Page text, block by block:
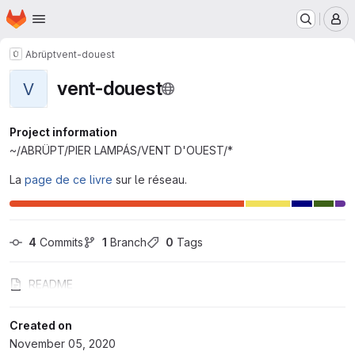
Skip to main content
Homepage
Abrüptvent-douest
V vent-douest
Project information
~/ABRÜPT/PIER LAMPÁS/VENT D'OUEST/*
La page de ce livre sur le réseau.
4 Commits 1 Branch 0 Tags
README
Created on
November 05, 2020